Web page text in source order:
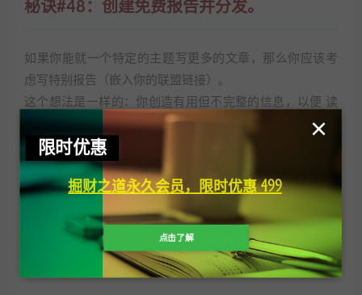
秘诀#48：创建免费报告并分发。
如果你能就一个特定的主题写更多的文章，那么你应该考
虑写特别报告（嵌入你的联盟链接）。
这个想法是一样的：你创造有用但不完整的信息，以便 读
者需要购买一个产品来解决他们的问题。或者你提供 完整
的 “如何 “说明，同时提供产品的链接。 一旦你的报告完成
后，在你的博客上，给你的 通讯列表和社交媒体网站上免
费赠送。你也可以把它列在 “免费电子书 目录 “和你的利基
论坛签名文件中。
49 ： 提供你的产品的转售权。
限时优惠
掘财之道永久会员，限时优惠 499
点击了解
×